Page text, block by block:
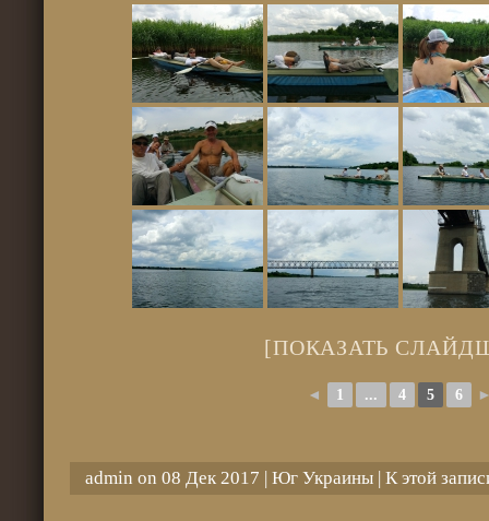
[ПОКАЗАТЬ
◄ 1 ... 4 5 6
admin on 08 Дек 2017 | Юг Украины| К этой